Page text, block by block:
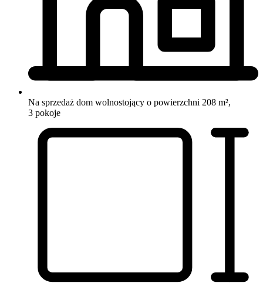
Na sprzedaż dom wolnostojący o powierzchni 208 m²,
3 pokoje